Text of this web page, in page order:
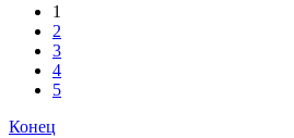
1
2
3
4
5
Конец